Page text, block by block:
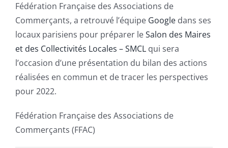
Fédération Française des Associations de
Commerçants, a retrouvé l’équipe Google dans ses
locaux parisiens pour préparer leSalon des Maires
et des Collectivités Locales – SMCL qui sera
l’occasion d’une présentation du bilan des actions
réalisées en commun et de tracer les perspectives
pour 2022.
Fédération Française des Associations de
Commerçants (FFAC)